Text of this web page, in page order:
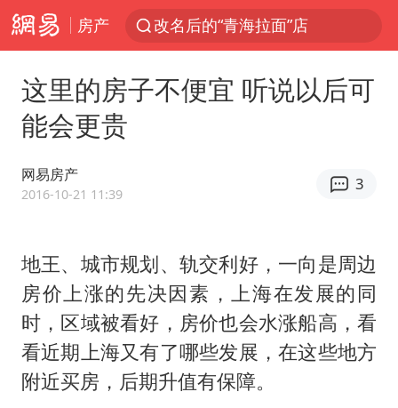
房产
改名后的“青海拉面”店
火把节震撼瞬间
女子开一天一夜空调后二氧化碳中毒
“空调24小时开着更省电”不实
粉笔教育发布“自曝式”公开信
OpenAI为免费用户升级GPT-5.6 Luna
“中国蔬菜之乡”最高温达41.8℃
这里的房子不便宜 听说以后可
能会更贵
网易房产
2016-10-21 11:39
3
地王、城市规划、轨交利好，一向是周边
房价上涨的先决因素，上海在发展的同
时，区域被看好，房价也会水涨船高，看
看近期上海又有了哪些发展，在这些地方
附近买房，后期升值有保障。